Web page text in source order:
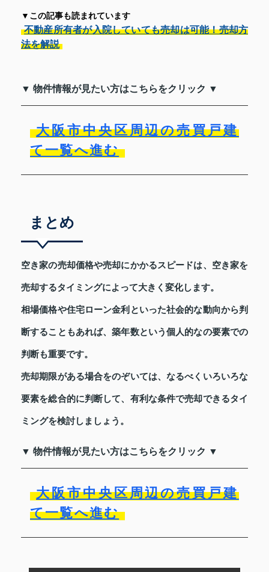
▼この記事も読まれています
不動産所有者が入院していても売却は可能！売却方
法を解説
▼ 物件情報が見たい方はこちらをクリック ▼
大阪市中央区周辺の売買戸建
て一覧へ進む
まとめ
空き家の売却価格や売却にかかるスピードは、空き家を
売却するタイミングによって大きく変化します。
相場価格や住宅ローン金利といった社会的な動向から判
断することもあれば、築年数という個人的なの要素での
判断も重要です。
売却期限がある場合をのぞいては、なるべくいろいろな
要素を総合的に判断して、有利な条件で売却できるタイ
ミングを検討しましょう。
▼ 物件情報が見たい方はこちらをクリック ▼
大阪市中央区周辺の売買戸建
て一覧へ進む